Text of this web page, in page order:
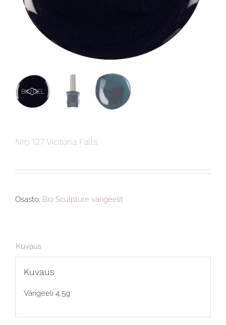
Nro 127 Victoria Falls
Osasto: Bio Sculpture värigeelit
Kuvaus
Kuvaus
Värigeeli 4,5g